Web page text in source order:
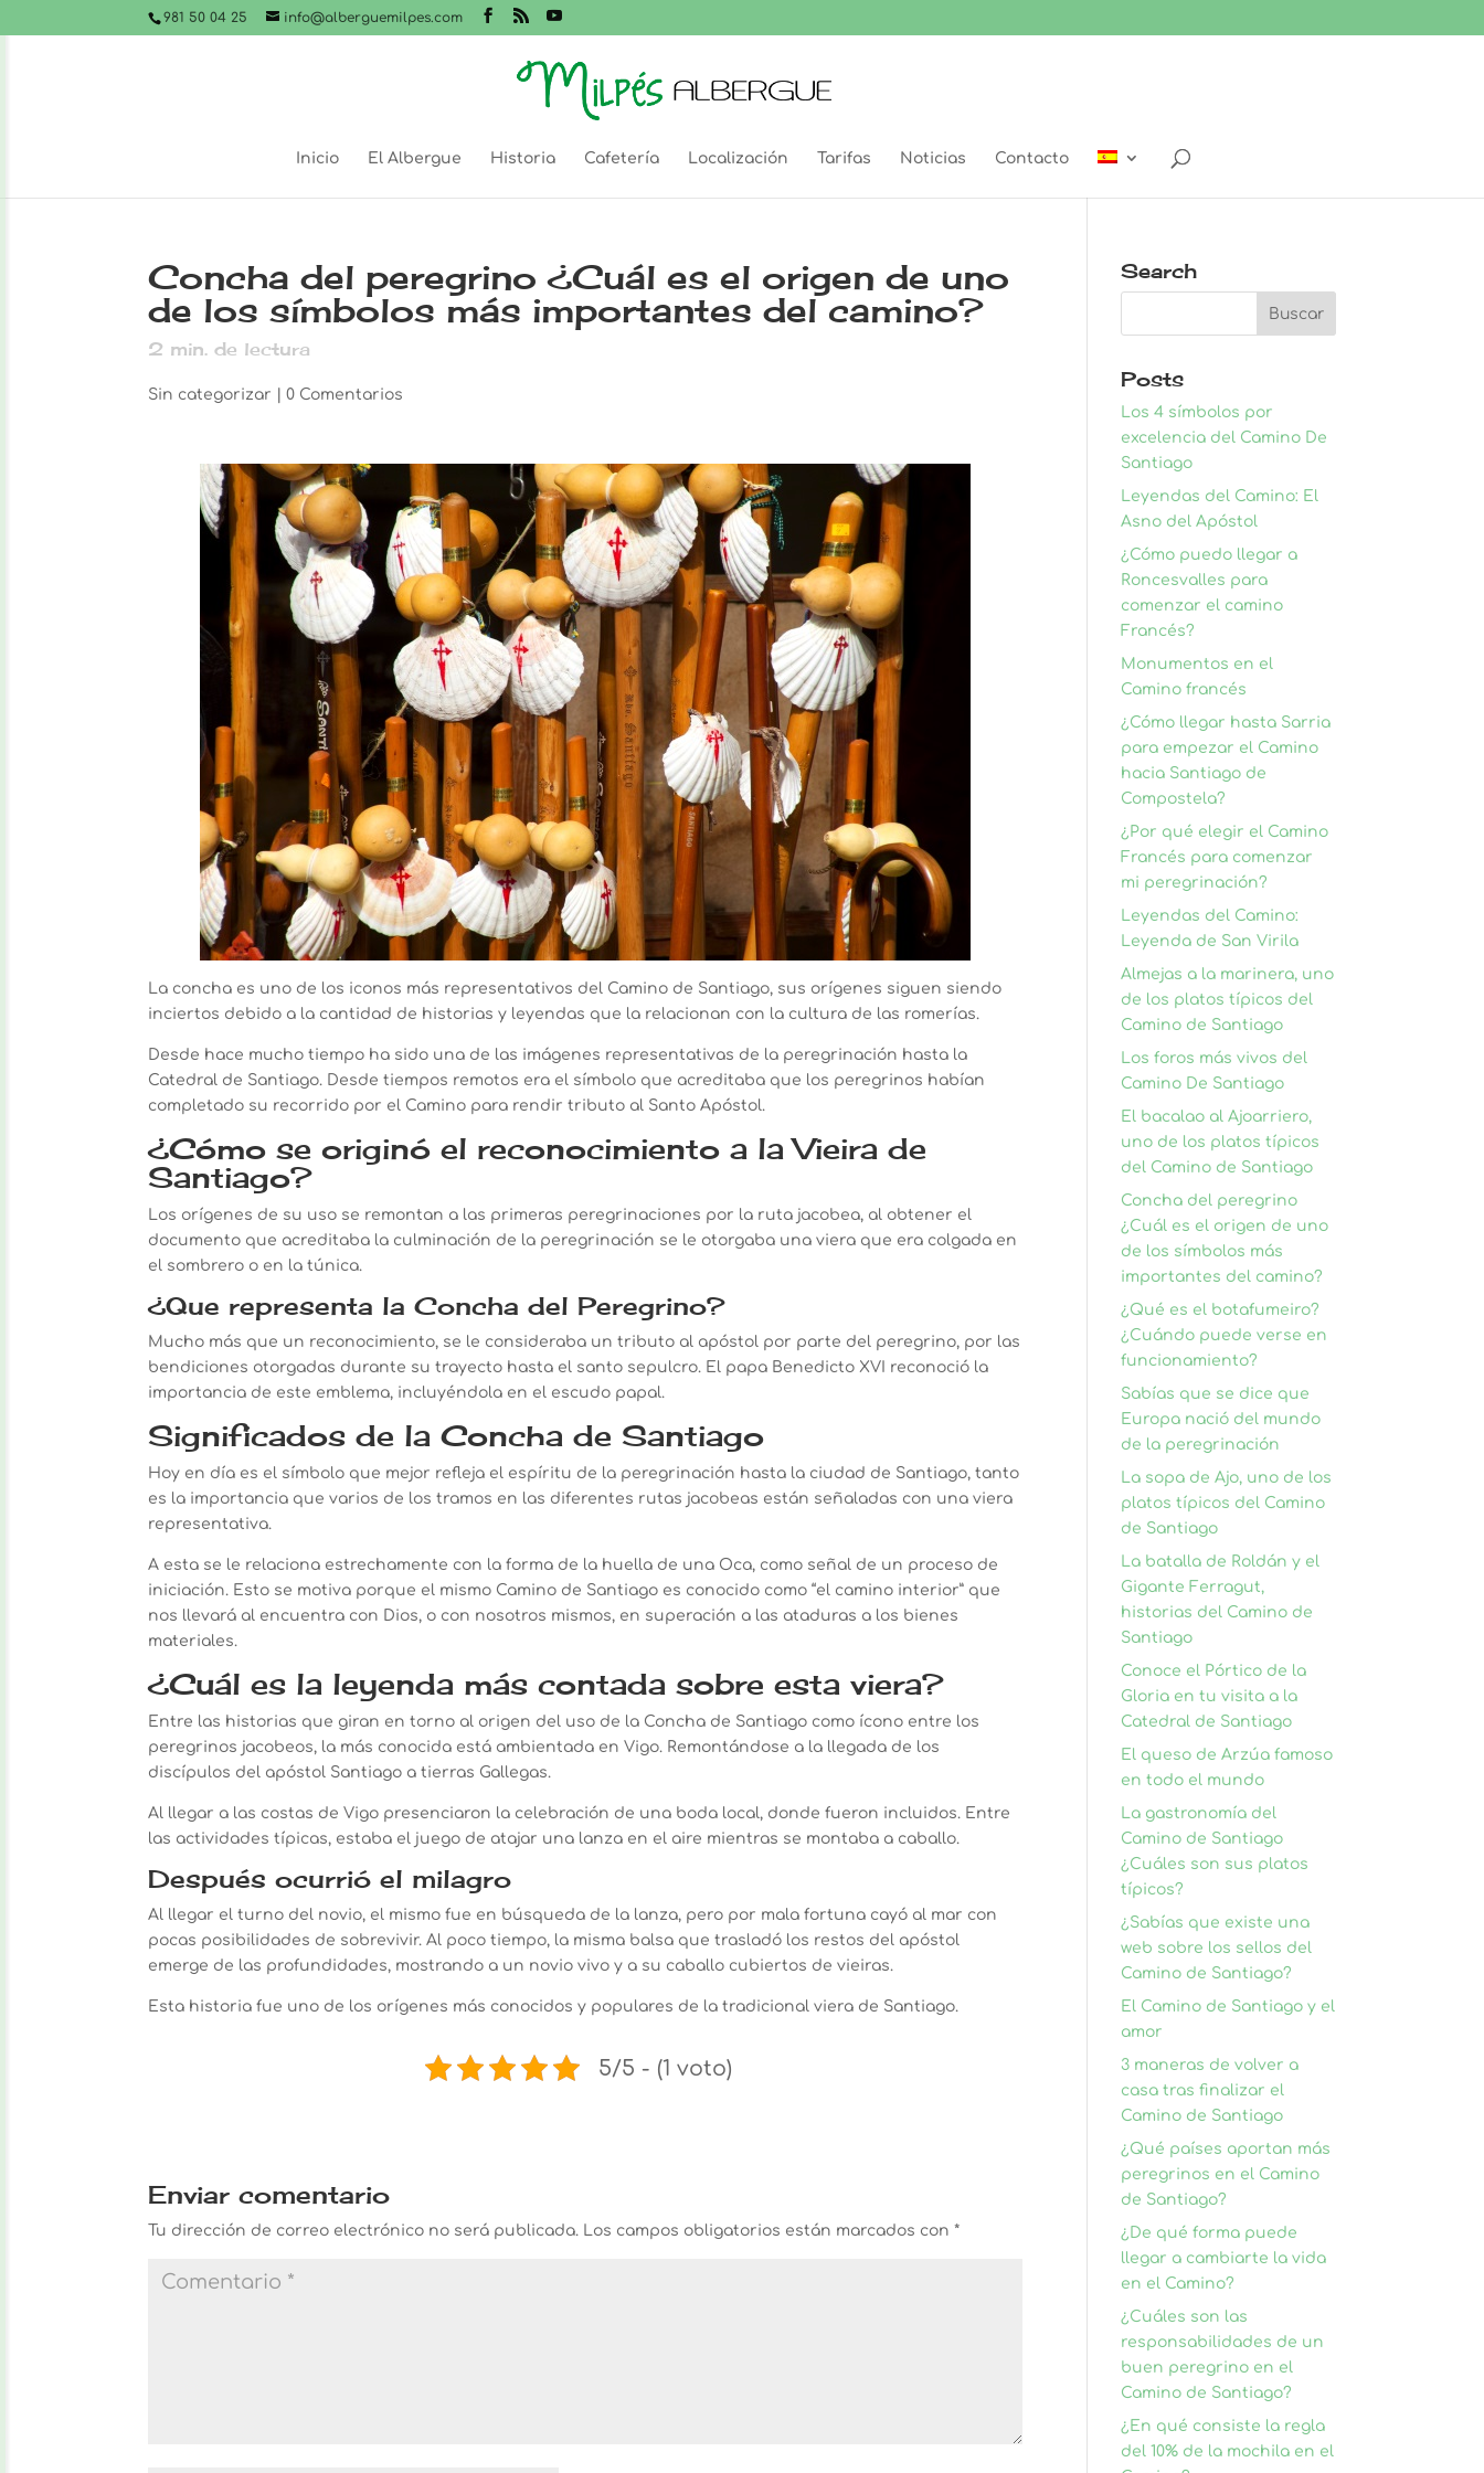
981 50 04 25 info@alberguemilpes.com
Inicio El Albergue Historia Cafetería Localización Tarifas Noticias Contacto
Concha del peregrino ¿Cuál es el origen de uno
de los símbolos más importantes del camino?
2 min. de lectura
Sin categorizar |0 Comentarios
La concha es uno de los iconos más representativos del Camino de Santiago, sus orígenes siguen siendo
inciertos debido a la cantidad de historias y leyendas que la relacionan con la cultura de las romerías.
Desde hace mucho tiempo ha sido una de las imágenes representativas de la peregrinación hasta la
Catedral de Santiago. Desde tiempos remotos era el símbolo que acreditaba que los peregrinos habían
completado su recorrido por el Camino para rendir tributo al Santo Apóstol.
¿Cómo se originó el reconocimiento a la Vieira de
Santiago?
Los orígenes de su uso se remontan a las primeras peregrinaciones por la ruta jacobea, al obtener el
documento que acreditaba la culminación de la peregrinación se le otorgaba una viera que era colgada en
el sombrero o en la túnica.
¿Que representa la Concha del Peregrino?
Mucho más que un reconocimiento, se le consideraba un tributo al apóstol por parte del peregrino, por las
bendiciones otorgadas durante su trayecto hasta el santo sepulcro. El papa Benedicto XVI reconoció la
importancia de este emblema, incluyéndola en el escudo papal.
Significados de la Concha de Santiago
Hoy en día es el símbolo que mejor refleja el espíritu de la peregrinación hasta la ciudad de Santiago, tanto
es la importancia que varios de los tramos en las diferentes rutas jacobeas están señaladas con una viera
representativa.
A esta se le relaciona estrechamente con la forma de la huella de una Oca, como señal de un proceso de
iniciación. Esto se motiva porque el mismo Camino de Santiago es conocido como “el camino interior” que
nos llevará al encuentra con Dios, o con nosotros mismos, en superación a las ataduras a los bienes
materiales.
¿Cuál es la leyenda más contada sobre esta viera?
Entre las historias que giran en torno al origen del uso de la Concha de Santiago como ícono entre los
peregrinos jacobeos, la más conocida está ambientada en Vigo. Remontándose a la llegada de los
discípulos del apóstol Santiago a tierras Gallegas.
Al llegar a las costas de Vigo presenciaron la celebración de una boda local, donde fueron incluidos. Entre
las actividades típicas, estaba el juego de atajar una lanza en el aire mientras se montaba a caballo.
Después ocurrió el milagro
Al llegar el turno del novio, el mismo fue en búsqueda de la lanza, pero por mala fortuna cayó al mar con
pocas posibilidades de sobrevivir. Al poco tiempo, la misma balsa que trasladó los restos del apóstol
emerge de las profundidades, mostrando a un novio vivo y a su caballo cubiertos de vieiras.
Esta historia fue uno de los orígenes más conocidos y populares de la tradicional viera de Santiago.
5/5 - (1 voto)
Enviar comentario
Tu dirección de correo electrónico no será publicada. Los campos obligatorios están marcados con*
Search
Posts
Los 4 símbolos por
excelencia del Camino De
Santiago
Leyendas del Camino: El
Asno del Apóstol
¿Cómo puedo llegar a
Roncesvalles para
comenzar el camino
Francés?
Monumentos en el
Camino francés
¿Cómo llegar hasta Sarria
para empezar el Camino
hacia Santiago de
Compostela?
¿Por qué elegir el Camino
Francés para comenzar
mi peregrinación?
Leyendas del Camino:
Leyenda de San Virila
Almejas a la marinera, uno
de los platos típicos del
Camino de Santiago
Los foros más vivos del
Camino De Santiago
El bacalao al Ajoarriero,
uno de los platos típicos
del Camino de Santiago
Concha del peregrino
¿Cuál es el origen de uno
de los símbolos más
importantes del camino?
¿Qué es el botafumeiro?
¿Cuándo puede verse en
funcionamiento?
Sabías que se dice que
Europa nació del mundo
de la peregrinación
La sopa de Ajo, uno de los
platos típicos del Camino
de Santiago
La batalla de Roldán y el
Gigante Ferragut,
historias del Camino de
Santiago
Conoce el Pórtico de la
Gloria en tu visita a la
Catedral de Santiago
El queso de Arzúa famoso
en todo el mundo
La gastronomía del
Camino de Santiago
¿Cuáles son sus platos
típicos?
¿Sabías que existe una
web sobre los sellos del
Camino de Santiago?
El Camino de Santiago y el
amor
3 maneras de volver a
casa tras finalizar el
Camino de Santiago
¿Qué países aportan más
peregrinos en el Camino
de Santiago?
¿De qué forma puede
llegar a cambiarte la vida
en el Camino?
¿Cuáles son las
responsabilidades de un
buen peregrino en el
Camino de Santiago?
¿En qué consiste la regla
del 10% de la mochila en el